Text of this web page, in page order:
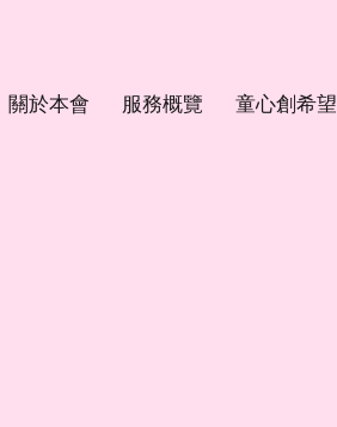
關於本會 服務概覽 童心創希望